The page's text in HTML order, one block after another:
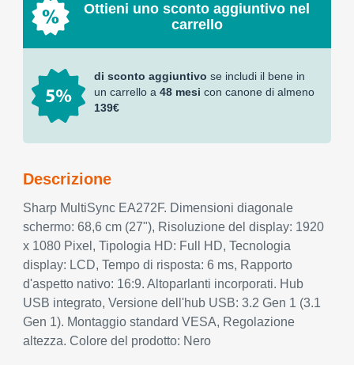
Ottieni uno sconto aggiuntivo nel
carrello
di sconto aggiuntivo se includi il bene in
un carrello a 48 mesi con canone di almeno
139€
Descrizione
Sharp MultiSync EA272F. Dimensioni diagonale
schermo: 68,6 cm (27"), Risoluzione del display: 1920
x 1080 Pixel, Tipologia HD: Full HD, Tecnologia
display: LCD, Tempo di risposta: 6 ms, Rapporto
d'aspetto nativo: 16:9. Altoparlanti incorporati. Hub
USB integrato, Versione dell'hub USB: 3.2 Gen 1 (3.1
Gen 1). Montaggio standard VESA, Regolazione
altezza. Colore del prodotto: Nero